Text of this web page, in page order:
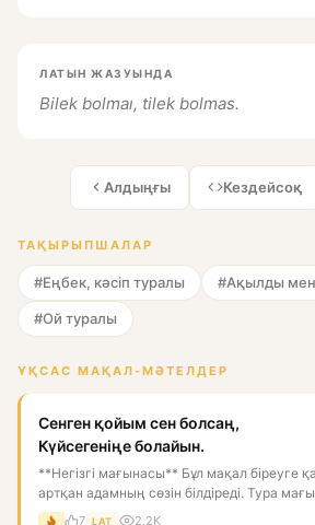
ЛАТЫН ЖАЗУЫНДА
Bilek bolmaı, tilek bolmas.
Алдыңғы Кездейсоқ
ТАҚЫРЫПШАЛАР
#Еңбек, кәсіп туралы #Ақылды
#Ой туралы
ҰҚСАС МАҚАЛ-МӘТЕЛДЕР
Сенген қойым сен болсаң,
Күйсегеніңе болайын.
**Негізгі мағынасы** Бұл мақал біреуге
артқан адамның сөзін білдіреді. Тура
7 LAT 2.2K